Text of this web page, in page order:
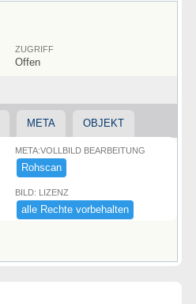
ZUGRIFF
Offen
META OBJEKT
META:VOLLBILD BEARBEITUNG
Rohscan
BILD: LIZENZ
alle ​Rechte ​vorbehalten